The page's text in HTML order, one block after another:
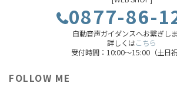
0877-86-
自動音声ガイダンスへお繋ぎしま
詳しくはこちら
受付時間：10:00～15:00（土日祝
FOLLOW ME